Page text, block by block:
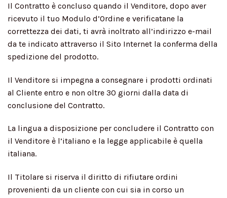
Il Contratto è concluso quando il Venditore, dopo aver
ricevuto il tuo Modulo d’Ordine e verificatane la
correttezza dei dati, ti avrà inoltrato all’indirizzo e-mail
da te indicato attraverso il Sito Internet la conferma della
spedizione del prodotto.
Il Venditore si impegna a consegnare i prodotti ordinati
al Cliente entro e non oltre 30 giorni dalla data di
conclusione del Contratto.
La lingua a disposizione per concludere il Contratto con
il Venditore è l’italiano e la legge applicabile è quella
italiana.
Il Titolare si riserva il diritto di rifiutare ordini
provenienti da un cliente con cui sia in corso un